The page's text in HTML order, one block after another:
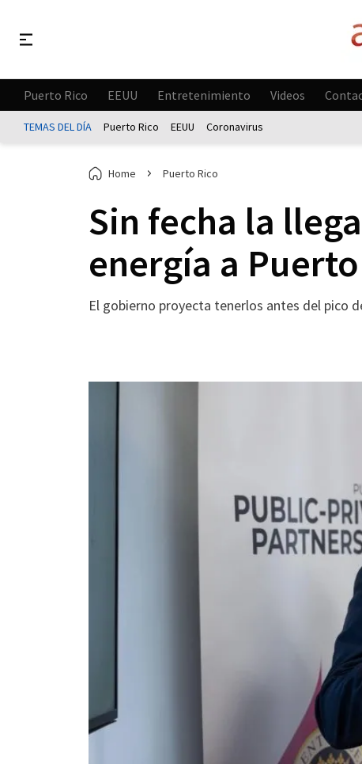
Puerto Rico EEUU Entretenimiento Videos
TEMAS DEL DÍA Puerto Rico EEUU Coronavirus
Home Puerto Rico
Sin fecha la
energía a
El gobierno proyecta tenerlos antes del pico